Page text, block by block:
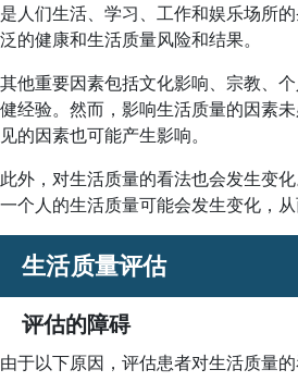
是人们生活、学习、工作和娱乐场所
泛的健康和生活质量风险和结果。
其他重要因素包括文化影响、宗教、
健经验。然而，影响生活质量的因素
见的因素也可能产生影响。
此外，对生活质量的看法也会发生变
一个人的生活质量可能会发生变化，从
生活质量评估
评估的障碍
由于以下原因，评估患者对生活质量